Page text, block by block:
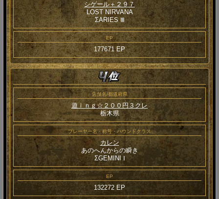
シゲール＋２９７
LOST NIRVANA
ΣARIES Ⅲ
EP
177671 EP
店舗名/都道府県
遊ｉｎｇ☆２００円３クレ
栃木県
プレーヤー名・称号・ハウンドクラス
カレン
あのへんからの瞬き
ΣGEMINI Ⅰ
EP
132272 EP